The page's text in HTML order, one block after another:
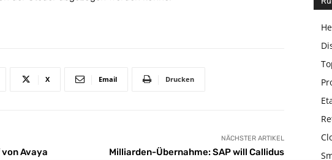
X Email Drucken
Avaya
NÄCHSTER ARTIKEL
Milliarden-Übernahme: SAP will Callidus